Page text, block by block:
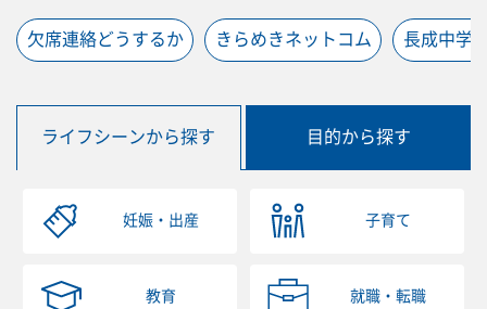
欠席連絡どうするか きらめきネットコム 長成中学
ライフシーンから探す 目的から探す
妊娠・出産 子育て
教育 就職・転職